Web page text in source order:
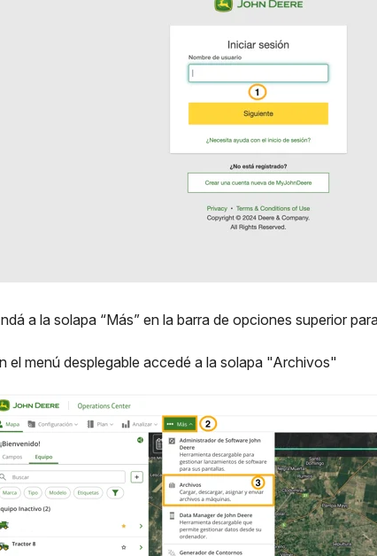
a la solapa “Más” en la barra de opciones superior
el menú desplegable accedé a la solapa "Archivos"